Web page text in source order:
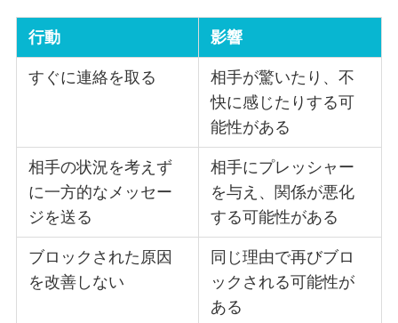
行動 影響
すぐに連絡を取る
相手が驚いたり、不
快に感じたりする可
能性がある
相手の状況を考えず
に一方的なメッセー
ジを送る
相手にプレッシャー
を与え、関係が悪化
する可能性がある
ブロックされた原因
を改善しない
同じ理由で再びブロ
ックされる可能性が
ある